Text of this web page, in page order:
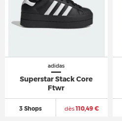
adidas
Superstar Stack Core
Ftwr
3 Shops dès110,49 €